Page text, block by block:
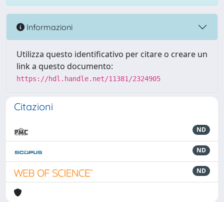
Informazioni
Utilizza questo identificativo per citare o creare un
link a questo documento:
https://hdl.handle.net/11381/2324905
Citazioni
ND
ND
ND